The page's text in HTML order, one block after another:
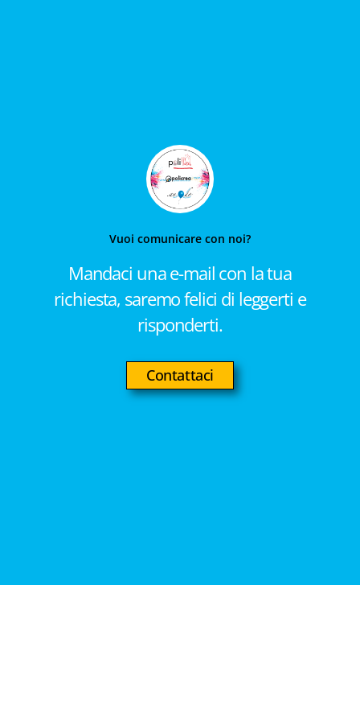
Vuoi comunicare con noi?
Mandaci una e-mail con la tua
richiesta, saremo felici di leggerti e
risponderti.
Contattaci